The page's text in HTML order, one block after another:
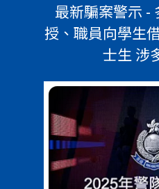
最新騙案警示 -
授、職員向學生
士生 涉